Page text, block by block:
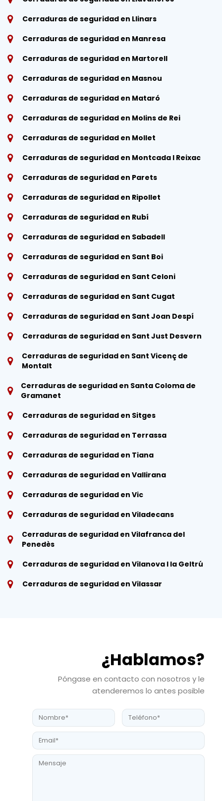
Cerraduras de seguridad en Llinars
Cerraduras de seguridad en Manresa
Cerraduras de seguridad en Martorell
Cerraduras de seguridad en Masnou
Cerraduras de seguridad en Mataró
Cerraduras de seguridad en Molins de Rei
Cerraduras de seguridad en Mollet
Cerraduras de seguridad en Montcada I Reixac
Cerraduras de seguridad en Parets
Cerraduras de seguridad en Ripollet
Cerraduras de seguridad en Rubí
Cerraduras de seguridad en Sabadell
Cerraduras de seguridad en Sant Boi
Cerraduras de seguridad en Sant Celoni
Cerraduras de seguridad en Sant Cugat
Cerraduras de seguridad en Sant Joan Despí
Cerraduras de seguridad en Sant Just Desvern
Cerraduras de seguridad en Sant Vicenç de
Montalt
Cerraduras de seguridad en Santa Coloma de
Gramanet
Cerraduras de seguridad en Sitges
Cerraduras de seguridad en Terrassa
Cerraduras de seguridad en Tiana
Cerraduras de seguridad en Vallirana
Cerraduras de seguridad en Vic
Cerraduras de seguridad en Viladecans
Cerraduras de seguridad en Vilafranca del
Penedès
Cerraduras de seguridad en Vilanova I la Geltrú
Cerraduras de seguridad en Vilassar
¿Hablamos?
Póngase en contacto con nosotros y le
atenderemos lo antes posible